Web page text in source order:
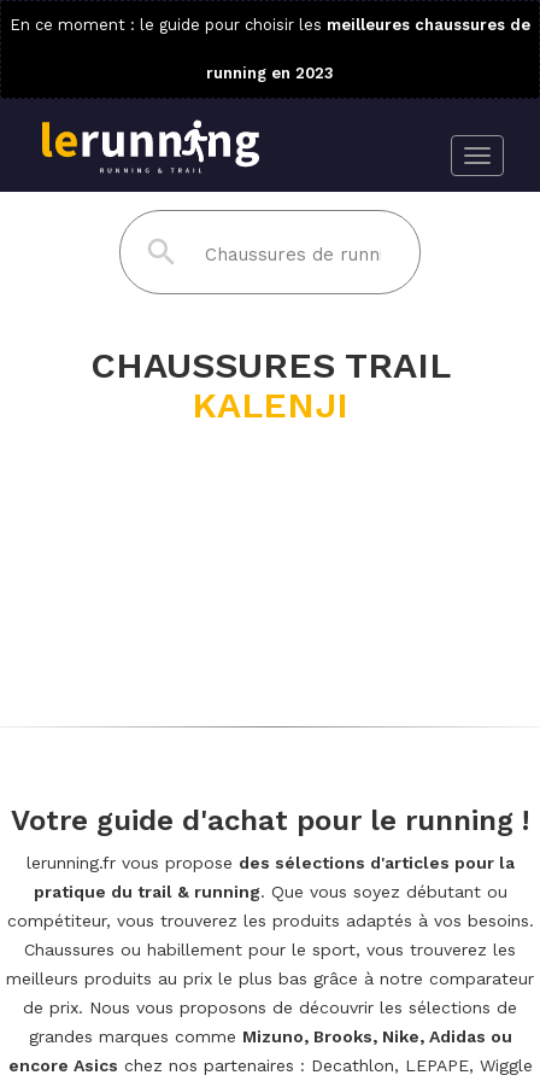
En ce moment : le guide pour choisir les meilleures chaussures de
running en 2023
CHAUSSURES TRAIL
KALENJI
Votre guide d'achat pour le running !
lerunning.fr vous propose des sélections d'articles pour la
pratique du trail & running. Que vous soyez débutant ou
compétiteur, vous trouverez les produits adaptés à vos besoins.
Chaussures ou habillement pour le sport, vous trouverez les
meilleurs produits au prix le plus bas grâce à notre comparateur
de prix. Nous vous proposons de découvrir les sélections de
grandes marques comme Mizuno, Brooks, Nike, Adidas ou
encore Asics chez nos partenaires : Decathlon, LEPAPE, Wiggle